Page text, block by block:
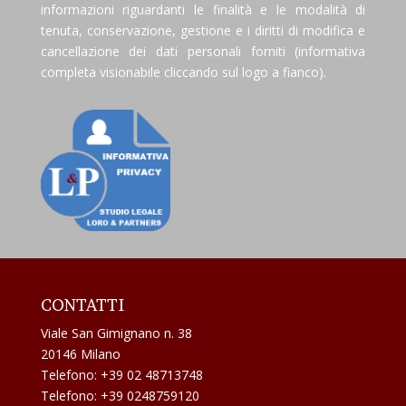
informazioni riguardanti le finalità e le modalità di
tenuta, conservazione, gestione e i diritti di modifica e
cancellazione dei dati personali forniti (informativa
completa visionabile cliccando sul logo a fianco).
CONTATTI
Viale San Gimignano n. 38
20146 Milano
Telefono: +39 02 48713748
Telefono: +39 0248759120